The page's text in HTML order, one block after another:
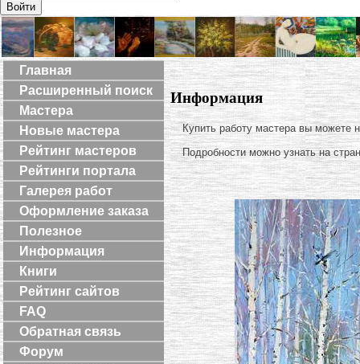
Войти
Главная
Расширенный поиск
Мастера
Новые мастера
Рейтинг мастеров
Рейтинги портала
Галерея работ
Оформление заказа
Полезное
Информация
Книги
Рейтинг сайтов
FAQ
Обратная связь
Форум
Информация
Купить работу мастера вы можете
Подробности можно узнать на